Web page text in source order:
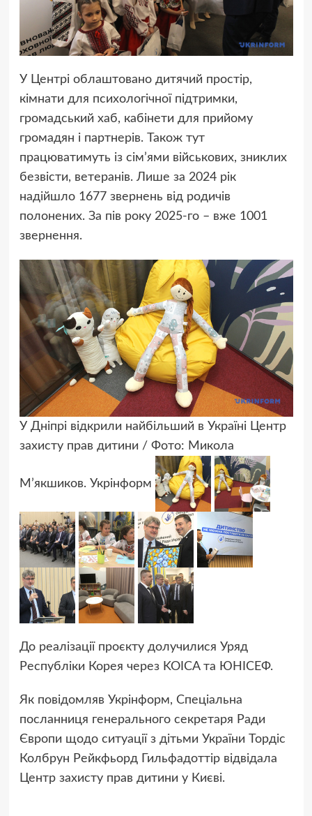
У Центрі облаштовано дитячий простір,
кімнати для психологічної підтримки,
громадський хаб, кабінети для прийому
громадян і партнерів. Також тут
працюватимуть із сім’ями військових, зниклих
безвісти, ветеранів. Лише за 2024 рік
надійшло 1677 звернень від родичів
полонених. За пів року 2025-го – вже 1001
звернення.
У Дніпрі відкрили найбільший в Україні Центр
захисту прав дитини / Фото: Микола
М’якшиков. Укрінформ
До реалізації проєкту долучилися Уряд
Республіки Корея через KOICA та ЮНІСЕФ.
Як повідомляв Укрінформ, Спеціальна
посланниця генерального секретаря Ради
Європи щодо ситуації з дітьми України Тордіс
Колбрун Рейкфьорд Гильфадоттір відвідала
Центр захисту прав дитини у Києві.